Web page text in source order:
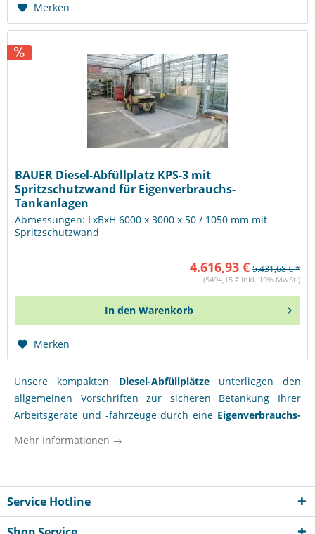
Merken
BAUER Diesel-Abfüllplatz KPS-3 mit
Spritzschutzwand für Eigenverbrauchs-
Tankanlagen
Abmessungen: LxBxH 6000 x 3000 x 50 / 1050 mm mit
Spritzschutzwand
4.616,93 € 5.431,68 € *
(5494,15 € inkl. 19% MwSt.)
In den Warenkorb
Merken
Unsere kompakten Diesel-Abfüllplätzeunterliegen den
allgemeinen Vorschriften zur sicheren Betankung Ihrer
Arbeitsgeräte und -fahrzeuge durch eine Eigenverbrauchs-
Besitzer einer Eigenverbrauchs-Tankanlage ist dieser
Abfüllplatz aus einerrobusten Stahlkonstruktioneine gute
Mehr Informationen →
Service Hotline